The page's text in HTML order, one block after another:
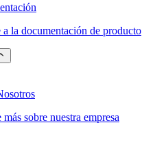
a la documentación de producto
sobre nuestra empresa